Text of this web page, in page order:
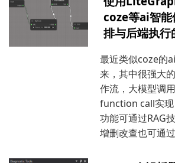
coze等ai智能
排与后端执
最近类似coze的
来，其中很强大
作流，大模型调
function call实
功能可通过RAG
增删改查也可通